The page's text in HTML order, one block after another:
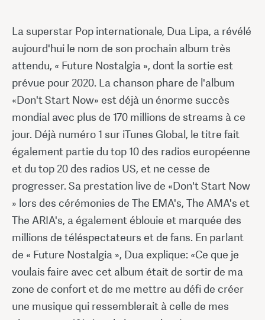
La superstar Pop internationale, Dua Lipa, a révélé
aujourd'hui le nom de son prochain album très
attendu, « Future Nostalgia », dont la sortie est
prévue pour 2020. La chanson phare de l'album
«Don't Start Now» est déjà un énorme succès
mondial avec plus de 170 millions de streams à ce
jour. Déjà numéro 1 sur iTunes Global, le titre fait
également partie du top 10 des radios européenne
et du top 20 des radios US, et ne cesse de
progresser. Sa prestation live de «Don't Start Now
» lors des cérémonies de The EMA's, The AMA's et
The ARIA's, a également éblouie et marquée des
millions de téléspectateurs et de fans. En parlant
de « Future Nostalgia », Dua explique: «Ce que je
voulais faire avec cet album était de sortir de ma
zone de confort et de me mettre au défi de créer
une musique qui ressemblerait à celle de mes